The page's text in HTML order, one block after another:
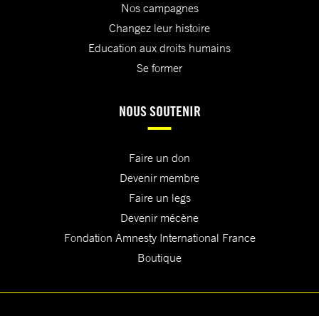
Nos campagnes
Changez leur histoire
Education aux droits humains
Se former
NOUS SOUTENIR
Faire un don
Devenir membre
Faire un legs
Devenir mécène
Fondation Amnesty International France
Boutique